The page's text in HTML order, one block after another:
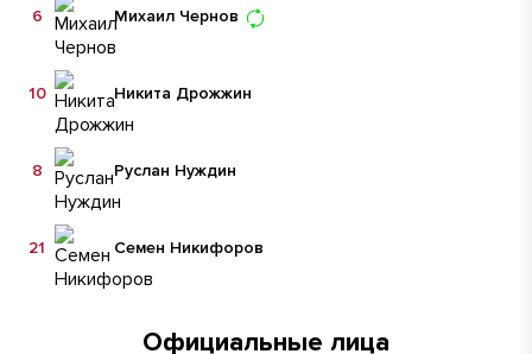
Михаил Чернов
6
Никита Дрожжин
10
Руслан Нуждин
8
Семен Никифоров
21
Официальные лица